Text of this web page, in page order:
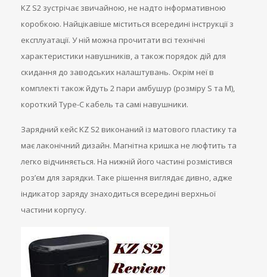
KZ S2 зустрічає звичайною, не надто інформативною
коробкою. Найцікавіше міститься всередині інструкції з
експлуатації. У ній можна прочитати всі технічні
характеристики навушників, а також порядок дій для
скидання до заводських налаштувань. Окрім неї в
комплекті також йдуть 2 пари амбушур (розміру S та M),
короткий Type-C кабель та самі навушники.
Зарядний кейс KZ S2 виконаний із матового пластику та
має лаконічний дизайн. Магнітна кришка не люфтить та
легко відчиняється. На нижній його частині розмістився
роз’єм для зарядки. Таке рішення виглядає дивно, адже
індикатор заряду знаходиться всередині верхньої
частини корпусу.